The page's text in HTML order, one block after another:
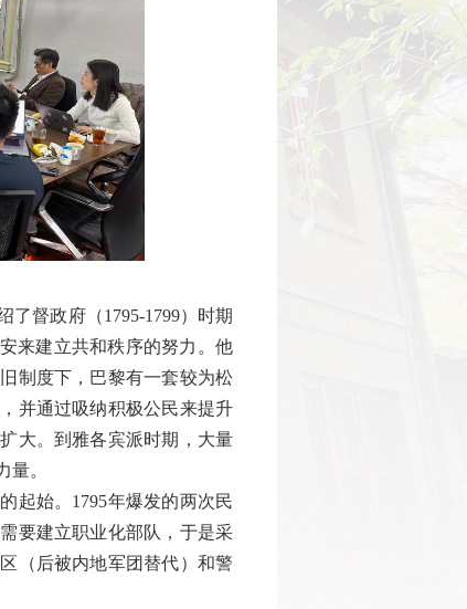
督政府（1795-1799）时期
来建立共和秩序的努力。他
制度下，巴黎有一套较为松
并通过吸纳积极公民来提升
大。到雅各宾派时期，大量
。
起始。1795年爆发的两次民
要建立职业化部队，于是采
（后被内地军团替代）和警